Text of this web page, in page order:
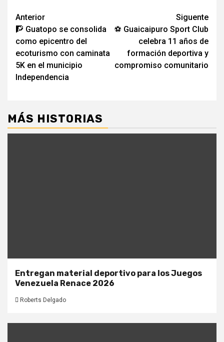
Navegación
de
entradas
Anterior
🧗 Guatopo se consolida
como epicentro del
ecoturismo con caminata
5K en el municipio
Independencia
Siguente
⚽ Guaicaipuro Sport Club
celebra 11 años de
formación deportiva y
compromiso comunitario
MÁS HISTORIAS
Entregan material deportivo para los Juegos
Venezuela Renace 2026
Roberts Delgado